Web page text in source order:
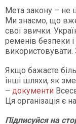
Мета закону – не
Ми знаємо, що
свої звички.
ременів безпеки
Якщо бажаєте
інші шляхи, як
– документи
Ця організація є
Підписуйся на